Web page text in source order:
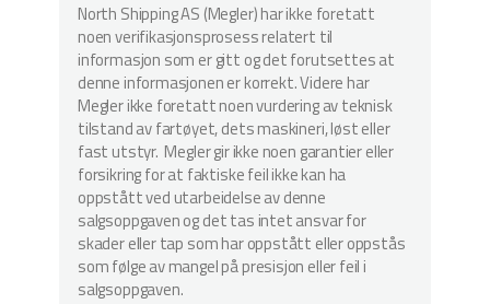
North Shipping AS (Megler) har ikke foretatt
noen verifikasjonsprosess relatert til
informasjon som er gitt og det forutsettes at
denne informasjonen er korrekt. Videre har
Megler ikke foretatt noen vurdering av teknisk
tilstand av fartøyet, dets maskineri, løst eller
fast utstyr. Megler gir ikke noen garantier eller
forsikring for at faktiske feil ikke kan ha
oppstått ved utarbeidelse av denne
salgsoppgaven og det tas intet ansvar for
skader eller tap som har oppstått eller oppstås
som følge av mangel på presisjon eller feil i
salgsoppgaven.